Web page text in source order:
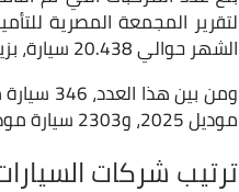
لتقرير المجمعة المصرية
الشهر حوالي 20.438 سيارة، بزيادة 30.7% عن شهر إبريل 2025.
موديل 2025، و2303 سيارة موديل 2026.
ترتيب شركات السيارات